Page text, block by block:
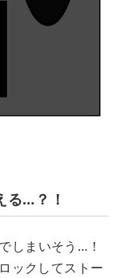
る…？！
しまいそう…！
ックしてストー